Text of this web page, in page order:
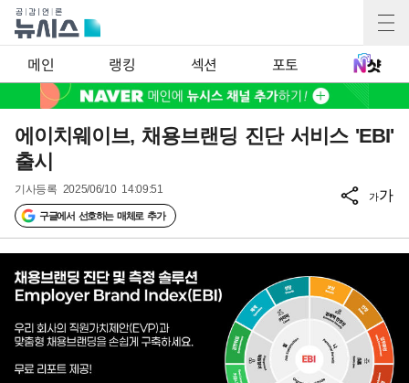
메인 랭킹 섹션 포토
에이치웨이브, 채용브랜딩 진단 서비스 'EBI'
출시
기사등록 2025/06/10 14:09:51
구글에서 선호하는 매체로 추가
가가